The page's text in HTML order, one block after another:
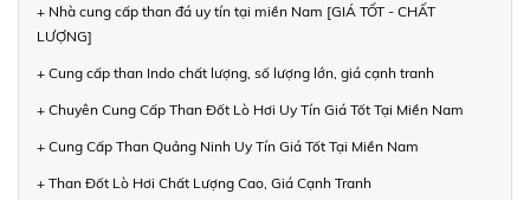
+ Nhà cung cấp than đá uy tín tại miền Nam [GIÁ TỐT - CHẤT
LƯỢNG]
+ Cung cấp than Indo chất lượng, số lượng lớn, giá cạnh tranh
+ Chuyên Cung Cấp Than Đốt Lò Hơi Uy Tín Giá Tốt Tại Miền Nam
+ Cung Cấp Than Quảng Ninh Uy Tín Giá Tốt Tại Miền Nam
+ Than Đốt Lò Hơi Chất Lượng Cao, Giá Cạnh Tranh